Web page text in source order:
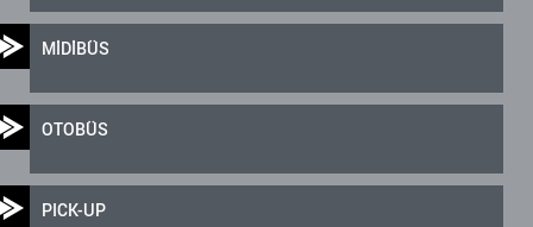
MİDİBÜS
OTOBÜS
PICK-UP